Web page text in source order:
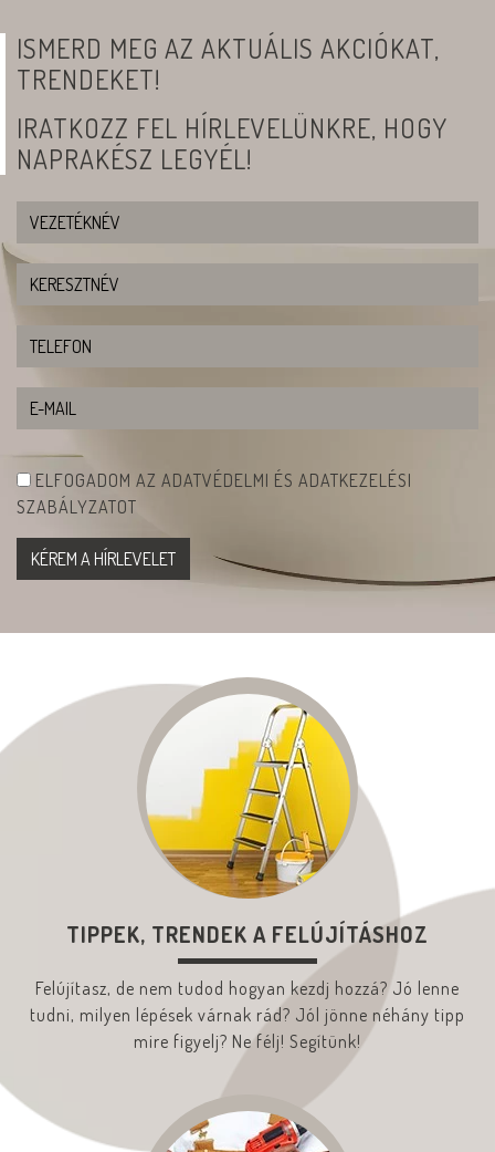
ISMERD MEG AZ AKTUÁLIS AKCIÓKAT,
TRENDEKET!
IRATKOZZ FEL HÍRLEVELÜNKRE, HOGY
NAPRAKÉSZ LEGYÉL!
ELFOGADOM AZ ADATVÉDELMI ÉS ADATKEZELÉSI
SZABÁLYZATOT
TIPPEK, TRENDEK A FELÚJÍTÁSHOZ
Felújítasz, de nem tudod hogyan kezdj hozzá? Jó lenne
tudni, milyen lépések várnak rád? Jól jönne néhány tipp
mire figyelj? Ne félj! Segítünk!